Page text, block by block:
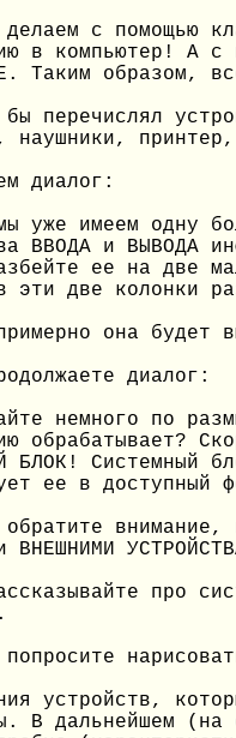
с помощью
в компьютер! А с
Таким образом,
перечислял
наушники,
диалог:
уже имеем одну
ВВОДА и ВЫВОДА
ее на две
эти две колонки
она будет
диалог:
немного по
обрабатывает?
БЛОК! Системный
ее в доступный
внимание,
ВНЕШНИМИ
про
устройств,
В дальнейшем (на